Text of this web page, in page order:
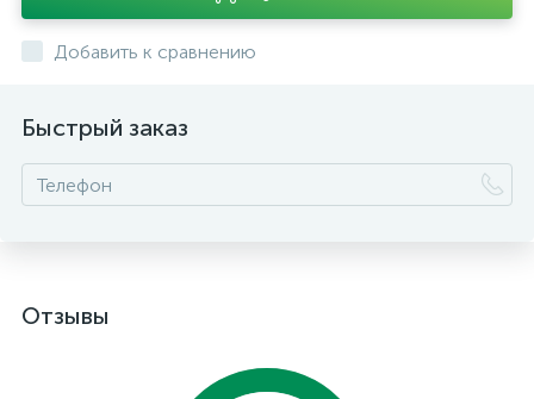
Добавить к сравнению
Быстрый заказ
Отзывы